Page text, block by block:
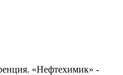
«Нефтехимик» -